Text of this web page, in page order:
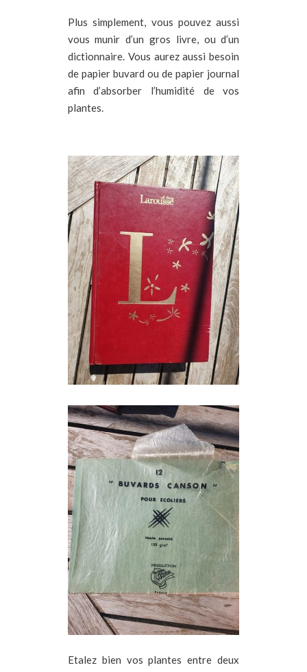
Plus simplement, vous pouvez aussi
vous munir d’un gros livre, ou d’un
dictionnaire. Vous aurez aussi besoin
de papier buvard ou de papier journal
afin d’absorber l’humidité de vos
plantes.
Etalez bien vos plantes entre deux